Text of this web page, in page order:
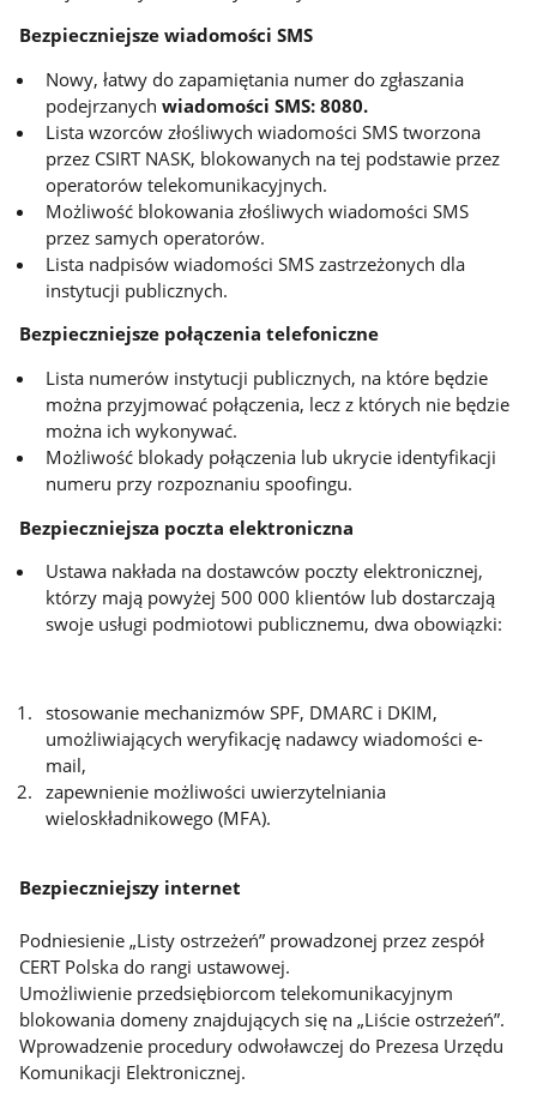
Bezpieczniejsze wiadomości SMS
Nowy, łatwy do zapamiętania numer do zgłaszania
podejrzanychwiadomości SMS: 8080.
Lista wzorców złośliwych wiadomości SMS tworzona
przez CSIRT NASK, blokowanych na tej podstawie przez
operatorów telekomunikacyjnych.
Możliwość blokowania złośliwych wiadomości SMS
przez samych operatorów.
Lista nadpisów wiadomości SMS zastrzeżonych dla
instytucji publicznych.
Bezpieczniejsze połączenia telefoniczne
Lista numerów instytucji publicznych, na które będzie
można przyjmować połączenia, lecz z których nie będzie
można ich wykonywać.
Możliwość blokady połączenia lub ukrycie identyfikacji
numeru przy rozpoznaniu spoofingu.
Bezpieczniejsza poczta elektroniczna
Ustawa nakłada na dostawców poczty elektronicznej,
którzy mają powyżej 500 000 klientów lub dostarczają
swoje usługi podmiotowi publicznemu, dwa obowiązki:
stosowanie mechanizmów SPF, DMARC i DKIM,
umożliwiających weryfikację nadawcy wiadomości e-
mail,
zapewnienie możliwości uwierzytelniania
wieloskładnikowego (MFA).
Bezpieczniejszy internet
Podniesienie „Listy ostrzeżeń” prowadzonej przez zespół
CERT Polska do rangi ustawowej.
Umożliwienie przedsiębiorcom telekomunikacyjnym
blokowania domeny znajdujących się na „Liście ostrzeżeń”.
Wprowadzenie procedury odwoławczej do Prezesa Urzędu
Komunikacji Elektronicznej.